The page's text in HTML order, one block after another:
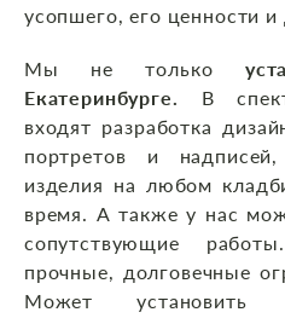
усопшего, его ценности
Мы не только
Екатеринбурге. В
входят разработка
портретов и
изделия на любом
время. А также у нас
сопутствующие
прочные, долговечные
Может установить